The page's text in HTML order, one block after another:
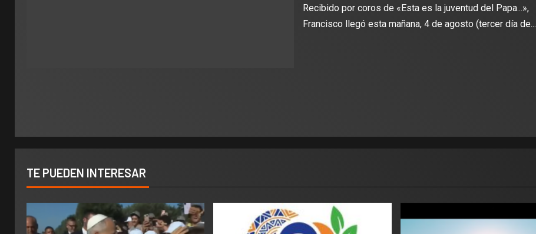
Recibido por coros de «Esta es la juventud del Papa...»,
Francisco llegó esta mañana, 4 de agosto (tercer día de...
TE PUEDEN INTERESAR